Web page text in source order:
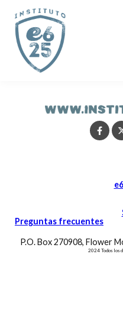
Preguntas frecuentes
P.O. Box 270908, Flower
2024 Todos los